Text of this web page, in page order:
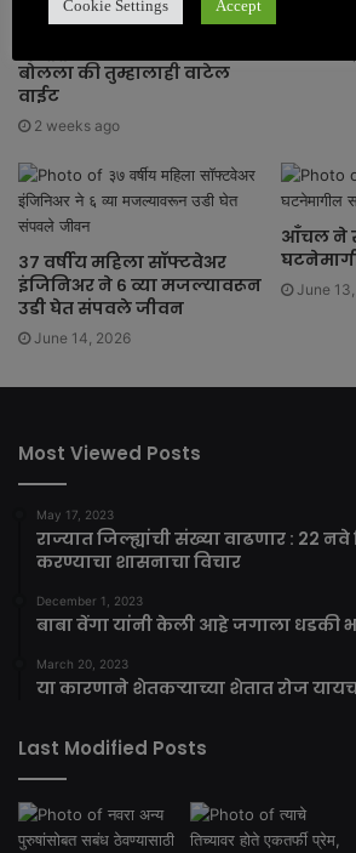
केली आत्महत्या पण
बोलला की तुम्हालाही वाटेल
वाईट
2 weeks ago
३७ वर्षीय महिला सॉफ्टवेअर
इंजिनिअर ने ६ व्या मजल्यावरून
उडी घेत संपवले जीवन
June 14, 2026
आँचल ने
June
Most Viewed Posts
May 17, 2023
राज्यात जिल्ह्यांची संख्या वाढणार : 22 नवे
करण्याचा शासनाचा विचार
December 1, 2023
बाबा वेंगा यांनी केली आहे जगाला धडकी
March 20, 2023
या कारणाने शेतकऱ्याच्या शेतात रोज
Last Modified Posts
Cookie Settings Accept